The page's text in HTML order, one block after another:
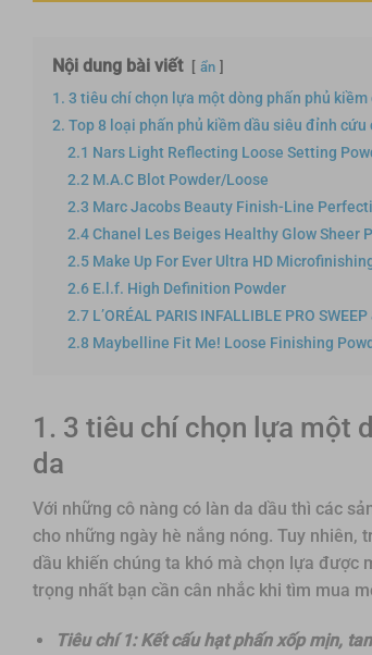
Nội dung bài viết ẩn
1. 3 tiêu chí chọn lựa một dòng phấn phủ
2. Top 8 loại phấn phủ kiềm dầu siêu đỉnh cứu
2.1 Nars Light Reflecting Loose Setting
2.2 M.A.C Blot Powder/Loose
2.3 Marc Jacobs Beauty Finish-Line
2.4 Chanel Les Beiges Healthy Glow Sheer
2.5 Make Up For Ever Ultra HD
2.6 E.l.f. High Definition Powder
2.7 L’ORÉAL PARIS INFALLIBLE PRO
2.8 Maybelline Fit Me! Loose Finishing
1. 3 tiêu chí chọn lựa một
da
Với những cô nàng có làn da dầu thì các
cho những ngày hè nắng nóng. Tuy nhiên,
dầu khiến chúng ta khó mà chọn lựa được
trọng nhất bạn cần cân nhắc khi tìm mua
Tiêu chí 1: Kết cấu hạt phấn xốp mịn,